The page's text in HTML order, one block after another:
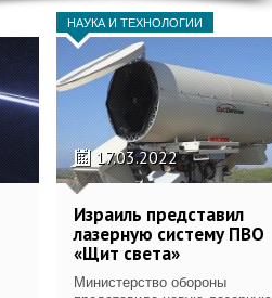
НАУКА И ТЕХНОЛОГИИ
17.03.2022
Израиль представил
лазерную систему ПВО
«Щит света»‎
Министерство обороны